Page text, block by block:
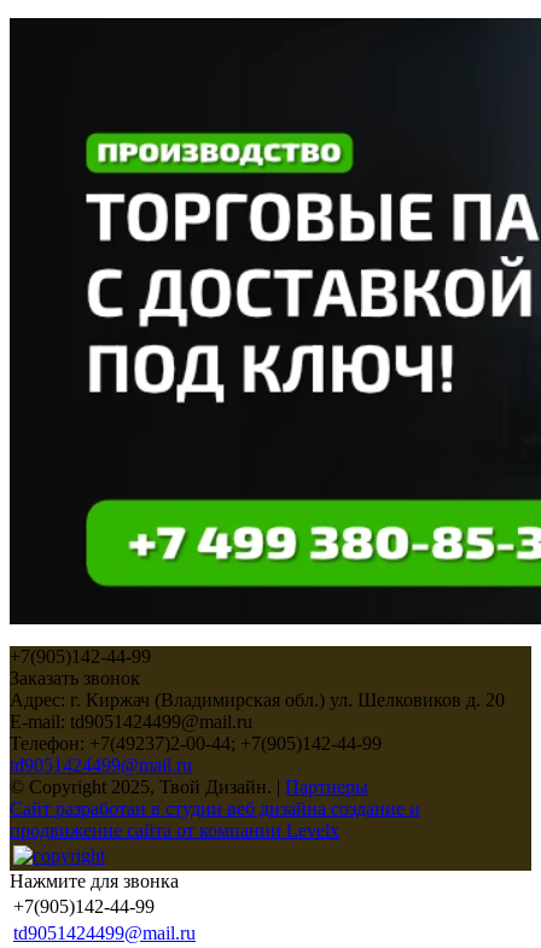
+7(905)142-44-99
Заказать звонок
Адрес: г. Киржач (Владимирская обл.) ул. Шелковиков д. 20
E-mail: td9051424499@mail.ru
Телефон: +7(49237)2-00-44; +7(905)142-44-99
td9051424499@mail.ru
© Copyright 2025, Твой Дизайн. | Партнеры
Сайт разработан в студии веб дизайна создание и
продвижение сайта от компании Levelx
Нажмите для звонка
+7(905)142-44-99
td9051424499@mail.ru